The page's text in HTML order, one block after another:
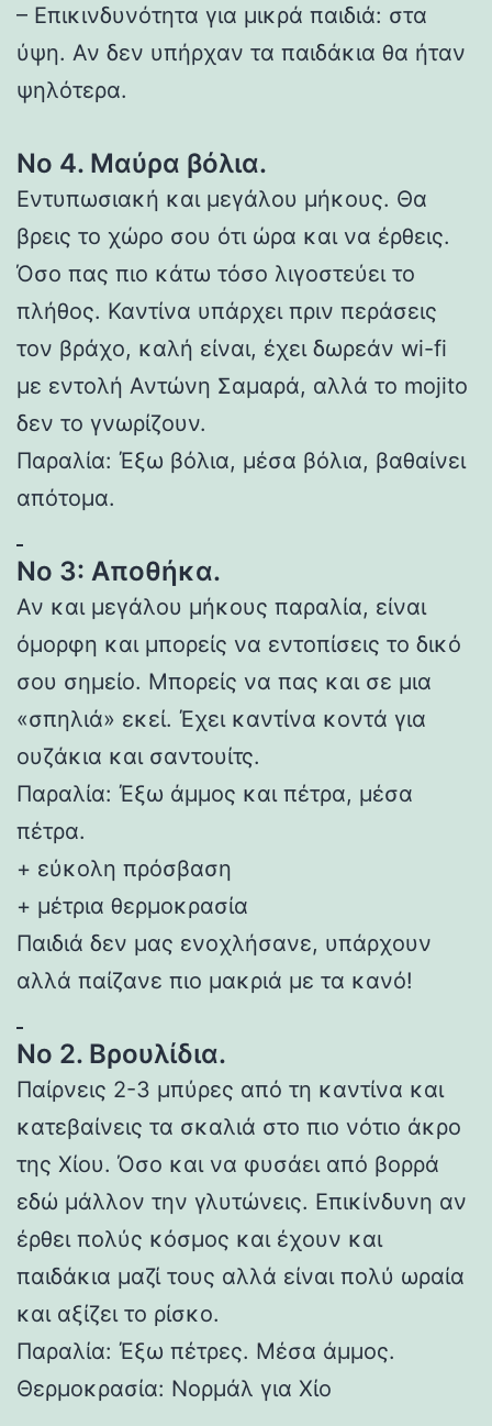
– Επικινδυνότητα για μικρά παιδιά: στα
ύψη. Αν δεν υπήρχαν τα παιδάκια θα ήταν
ψηλότερα.
Νο 4. Μαύρα βόλια.
Εντυπωσιακή και μεγάλου μήκους. Θα
βρεις το χώρο σου ότι ώρα και να έρθεις.
Όσο πας πιο κάτω τόσο λιγοστεύει το
πλήθος. Καντίνα υπάρχει πριν περάσεις
τον βράχο, καλή είναι, έχει δωρεάν wi-fi
με εντολή Αντώνη Σαμαρά, αλλά το mojito
δεν το γνωρίζουν.
Παραλία: Έξω βόλια, μέσα βόλια, βαθαίνει
απότομα.
Νο 3: Αποθήκα.
Αν και μεγάλου μήκους παραλία, είναι
όμορφη και μπορείς να εντοπίσεις το δικό
σου σημείο. Μπορείς να πας και σε μια
«σπηλιά» εκεί. Έχει καντίνα κοντά για
ουζάκια και σαντουίτς.
Παραλία: Έξω άμμος και πέτρα, μέσα
πέτρα.
+ εύκολη πρόσβαση
+ μέτρια θερμοκρασία
Παιδιά δεν μας ενοχλήσανε, υπάρχουν
αλλά παίζανε πιο μακριά με τα κανό!
Νο 2. Βρουλίδια.
Παίρνεις 2-3 μπύρες από τη καντίνα και
κατεβαίνεις τα σκαλιά στο πιο νότιο άκρο
της Χίου. Όσο και να φυσάει από βορρά
εδώ μάλλον την γλυτώνεις. Επικίνδυνη αν
έρθει πολύς κόσμος και έχουν και
παιδάκια μαζί τους αλλά είναι πολύ ωραία
και αξίζει το ρίσκο.
Παραλία: Έξω πέτρες. Μέσα άμμος.
Θερμοκρασία: Νορμάλ για Χίο